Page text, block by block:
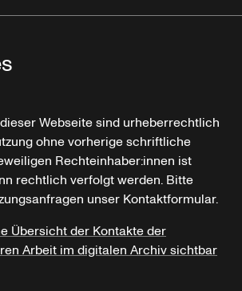
Webseite sind urheberrechtlich
ohne vorherige schriftliche
Rechteinhaber:innen ist
rechtlich verfolgt werden. Bitte
unser Kontaktformular.
Übersicht der Kontakte der
Arbeit im digitalen Archiv sichtbar